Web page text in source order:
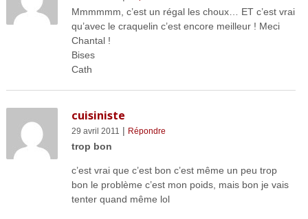
Mmmmmm, c’est un régal les choux… ET c’est vrai
qu’avec le craquelin c’est encore meilleur ! Meci
Chantal !
Bises
Cath
cuisiniste
29 avril 2011 | Répondre
trop bon
c’est vrai que c’est bon c’est même un peu trop
bon le problème c’est mon poids, mais bon je vais
tenter quand même lol